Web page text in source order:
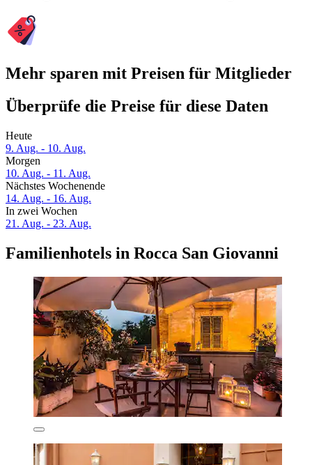
Mehr sparen mit Preisen für Mitglieder
Überprüfe die Preise für diese Daten
Heute
9. Aug. - 10. Aug.
Morgen
10. Aug. - 11. Aug.
Nächstes Wochenende
14. Aug. - 16. Aug.
In zwei Wochen
21. Aug. - 23. Aug.
Familienhotels in Rocca San Giovanni